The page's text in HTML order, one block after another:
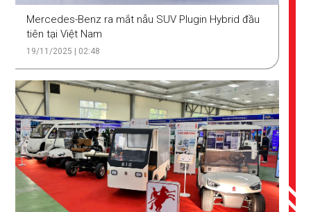
Mercedes-Benz ra mắt nẫu SUV Plugin Hybrid đầu
tiên tại Việt Nam
19/11/2025 | 02:48